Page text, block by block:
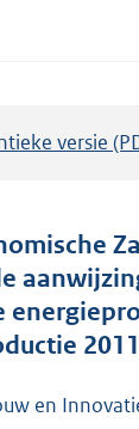
versie
en